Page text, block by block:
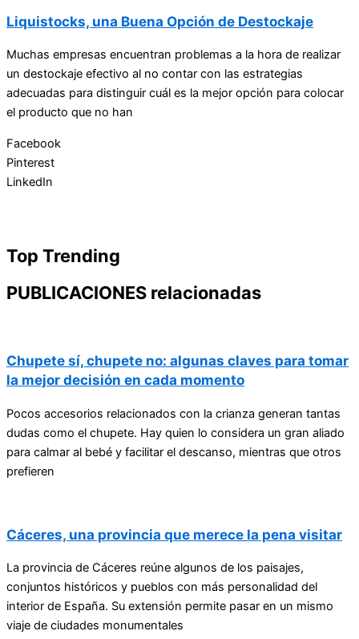
Liquistocks, una Buena Opción de Destockaje
Muchas empresas encuentran problemas a la hora de realizar
un destockaje efectivo al no contar con las estrategias
adecuadas para distinguir cuál es la mejor opción para colocar
el producto que no han
Facebook
Pinterest
LinkedIn
Top Trending
PUBLICACIONES relacionadas
Chupete sí, chupete no: algunas claves para tomar
la mejor decisión en cada momento
Pocos accesorios relacionados con la crianza generan tantas
dudas como el chupete. Hay quien lo considera un gran aliado
para calmar al bebé y facilitar el descanso, mientras que otros
prefieren
Cáceres, una provincia que merece la pena visitar
La provincia de Cáceres reúne algunos de los paisajes,
conjuntos históricos y pueblos con más personalidad del
interior de España. Su extensión permite pasar en un mismo
viaje de ciudades monumentales